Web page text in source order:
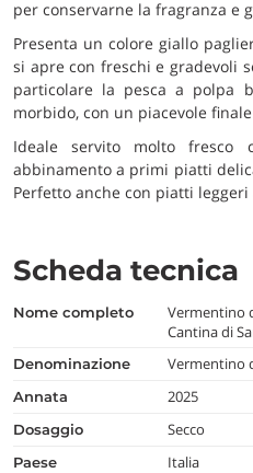
per conservarne la fragranza e
Presenta un colore giallo
si apre con freschi e gradevoli
particolare la pesca a polpa
morbido, con un piacevole
Ideale servito molto fresco
abbinamento a primi piatti
Perfetto anche con piatti
Scheda tecnica
nome completo
Vermentino
Cantina di
denominazione Vermentino
annata 2025
dosaggio Secco
paese Italia